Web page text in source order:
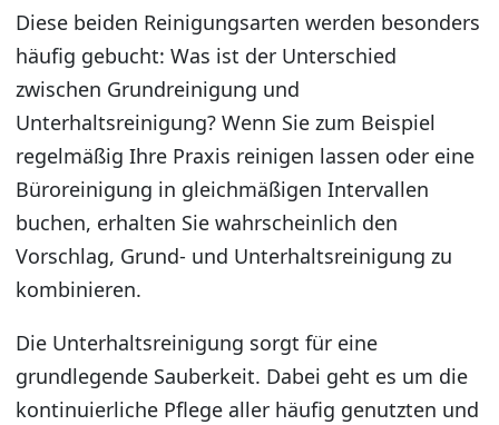
Diese beiden Reinigungsarten werden besonders
häufig gebucht: Was ist der Unterschied
zwischen Grundreinigung und
Unterhaltsreinigung? Wenn Sie zum Beispiel
regelmäßig Ihre Praxis reinigen lassen oder eine
Büroreinigung in gleichmäßigen Intervallen
buchen, erhalten Sie wahrscheinlich den
Vorschlag, Grund- und Unterhaltsreinigung zu
kombinieren.
Die Unterhaltsreinigung sorgt für eine
grundlegende Sauberkeit. Dabei geht es um die
kontinuierliche Pflege aller häufig genutzten und